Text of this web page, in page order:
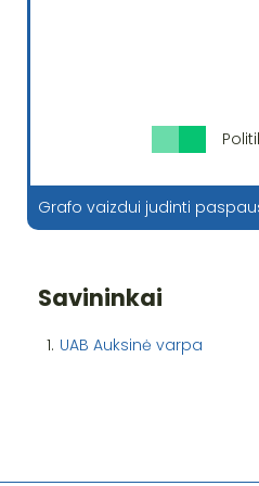
Grafo vaizdui judinti
Savininkai
1. UAB Auksinė varpa